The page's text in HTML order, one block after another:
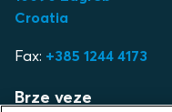
Croatia
Fax: +385 1244 4173
Brze veze